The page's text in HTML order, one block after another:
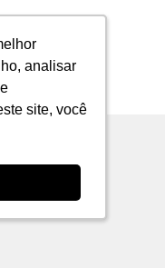
analisar
site, você
analisar
site, você
de